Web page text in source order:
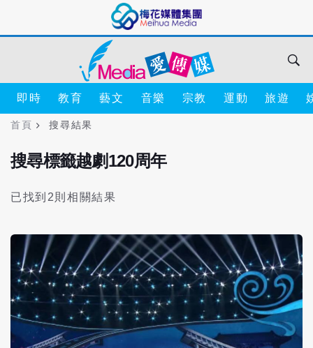
即時 教育 藝文 音樂 宗教 運動 旅遊
首頁 搜尋結果
搜尋標籤越劇120周年
已找到2則相關結果